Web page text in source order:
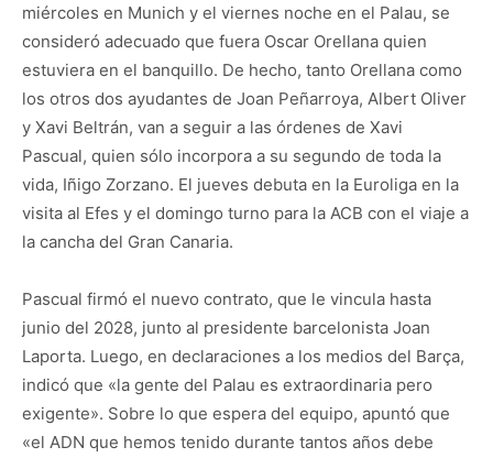
miércoles en Munich y el viernes noche en el Palau, se
consideró adecuado que fuera Oscar Orellana quien
estuviera en el banquillo. De hecho, tanto Orellana como
los otros dos ayudantes de Joan Peñarroya, Albert Oliver
y Xavi Beltrán, van a seguir a las órdenes de Xavi
Pascual, quien sólo incorpora a su segundo de toda la
vida, Iñigo Zorzano. El jueves debuta en la Euroliga en la
visita al Efes y el domingo turno para la ACB con el viaje a
la cancha del Gran Canaria.
Pascual firmó el nuevo contrato, que le vincula hasta
junio del 2028, junto al presidente barcelonista Joan
Laporta. Luego, en declaraciones a los medios del Barça,
indicó que «la gente del Palau es extraordinaria pero
exigente». Sobre lo que espera del equipo, apuntó que
«el ADN que hemos tenido durante tantos años debe